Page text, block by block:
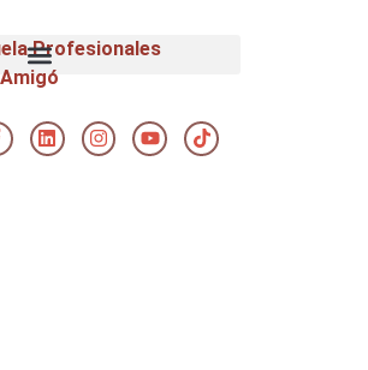
Profesionales